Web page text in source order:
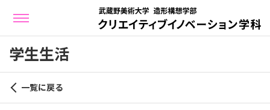
学生生活
一覧に戻る